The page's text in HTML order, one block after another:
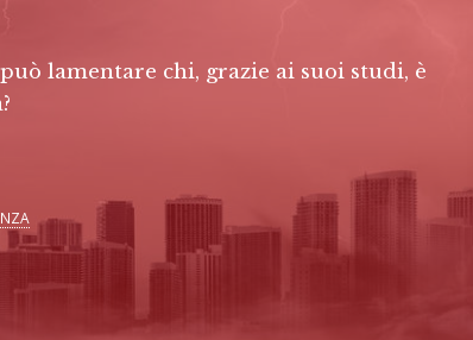
lamentare chi, grazie ai suoi studi, è